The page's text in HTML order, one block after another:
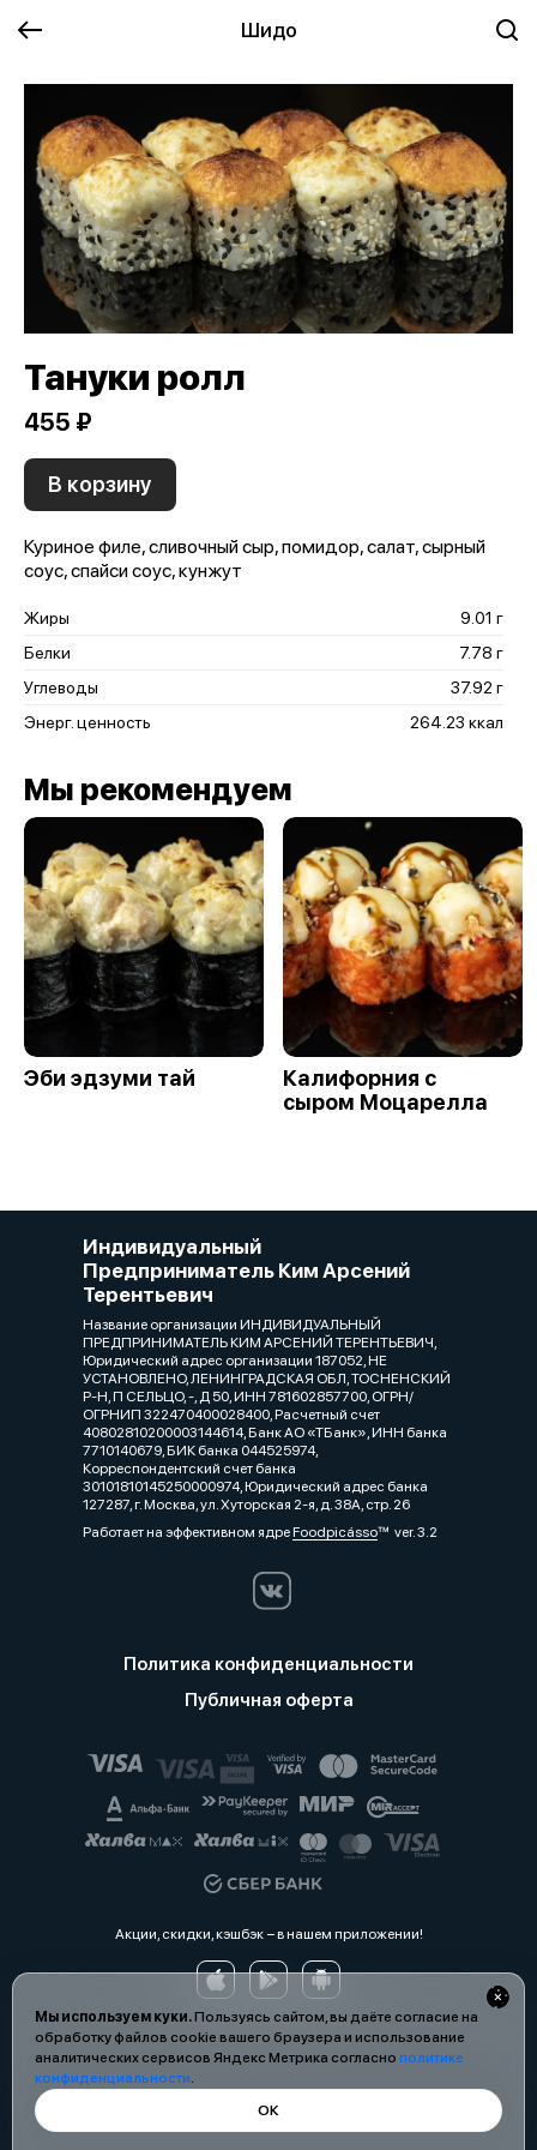
Шидо
Мы используем куки.Пользуясь сайтом, вы даёте согласие на
обработку файлов cookie вашего браузера и использование
аналитических сервисов Яндекс Метрика согласно политике
конфиденциальности.
ОК
Тануки ролл
455 ₽
В корзину
Куриное филе, сливочный сыр, помидор, салат, сырный
соус, спайси соус, кунжут
Жиры
9.01 г
Белки
7.78 г
Углеводы
37.92 г
Энерг. ценность
264.23 ккал
Мы рекомендуем
Эби эдзуми тай
Калифорния с
сыром Моцарелла
Индивидуальный
Предприниматель Ким Арсений
Терентьевич
Название организации ИНДИВИДУАЛЬНЫЙ
ПРЕДПРИНИМАТЕЛЬ КИМ АРСЕНИЙ ТЕРЕНТЬЕВИЧ,
Юридический адрес организации 187052, НЕ
УСТАНОВЛЕНО, ЛЕНИНГРАДСКАЯ ОБЛ, ТОСНЕНСКИЙ
Р-Н, П СЕЛЬЦО, -, Д 50, ИНН 781602857700, ОГРН/
ОГРНИП 322470400028400, Расчетный счет
40802810200003144614, Банк АО «ТБанк», ИНН банка
7710140679, БИК банка 044525974,
Корреспондентский счет банка
30101810145250000974, Юридический адрес банка
127287, г. Москва, ул. Хуторская 2-я, д. 38А, стр. 26
Работает на эффективном ядреFoodpicássover. 3.2
Политика конфиденциальности
Публичная оферта
Акции, скидки, кэшбэк − в нашем приложении!